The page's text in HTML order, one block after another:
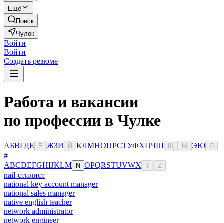
Ещё
Поиск
Чулок
Войти
Войти
Создать резюме
Работа и вакансии
по профессии в Чулке
АБВГДЕ Ё ЖЗИ Й КЛМНОПРСТУФХЦЧШ Ы ЭЮ Я
#
ABCDEFGHIJKLM N OPQRSTUVWX Y Z
nail-стилист
national key account manager
national sales manager
native english teacher
network administrator
network engineer